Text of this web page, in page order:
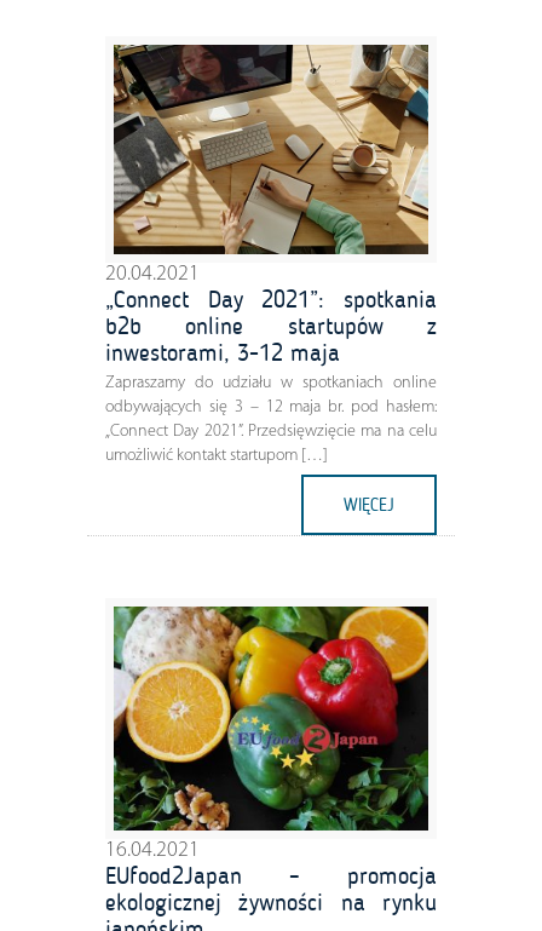
20.04.2021
„Connect Day 2021”: spotkania
b2b online startupów z
inwestorami, 3-12 maja
Zapraszamy do udziału w spotkaniach online
odbywających się 3 – 12 maja br. pod hasłem:
„Connect Day 2021”. Przedsięwzięcie ma na celu
umożliwić kontakt startupom […]
WIĘCEJ
16.04.2021
EUfood2Japan – promocja
ekologicznej żywności na rynku